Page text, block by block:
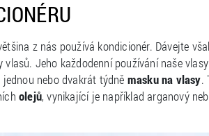
z nás používá kondicionér. Dávejte
Jeho každodenní používání naše
nebo dvakrát týdně masku na vlasy.
olejů, vynikající je například arganový